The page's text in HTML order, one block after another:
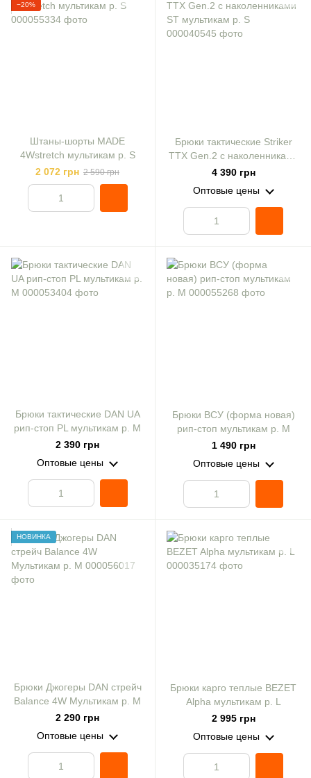
−20%
Штаны-шорты MADE
4Wstretch мультикам р. S
2 072 грн 2 590 грн
Брюки тактические Striker
ТТХ Gen.2 с наколенниками
ST мультикам р. S
4 390 грн
Оптовые цены
Брюки тактические DAN UA
рип-стоп PL мультикам р. M
2 390 грн
Оптовые цены
Брюки ВСУ (форма новая)
рип-стоп мультикам р. M
1 490 грн
Оптовые цены
НОВИНКА
Брюки Джогеры DAN стрейч
Balance 4W Мультикам р. M
2 290 грн
Оптовые цены
Брюки карго теплые BEZET
Alpha мультикам р. L
2 995 грн
Оптовые цены